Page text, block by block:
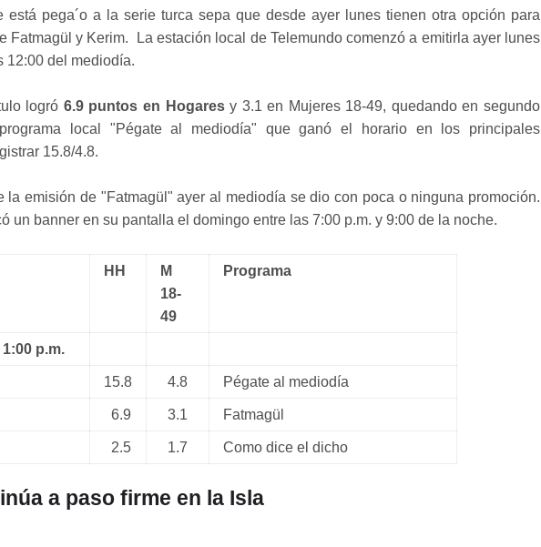
está pega´o a la serie turca sepa que desde ayer lunes tienen otra opción para
Fatmagül y Kerim. La estación local de Telemundo comenzó a emitirla ayer lunes
12:00 del mediodía.
logró 6.9 puntos en Hogaresy 3.1 en Mujeres 18-49, quedando en segundo
local "Pégate al mediodía" que ganó el horario en los principales
15.8/4.8.
la emisión de "Fatmagül" ayer al mediodía se dio con poca o ninguna promoción.
un banner en su pantalla el domingo entre las 7:00 p.m. y 9:00 de la noche.
HH
M
18-
49
Programa
1:00 p.m.
15.8 4.8 Pégate al mediodía
6.9 3.1 Fatmagül
2.5 1.7 Como dice el dicho
a paso firme en la Isla